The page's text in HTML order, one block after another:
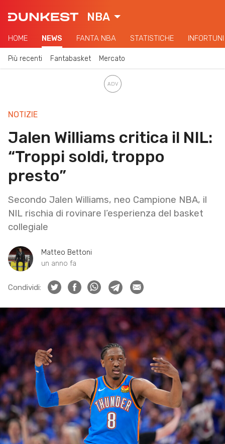
NBA
HOME NEWS FANTA NBA STATISTICHE INFORTUNI
Più recenti Fantabasket Mercato
NOTIZIE
Jalen Williams critica il NIL:
“Troppi soldi, troppo
presto”
Secondo Jalen Williams, neo Campione NBA, il
NIL rischia di rovinare l’esperienza del basket
collegiale
Matteo Bettoni
un anno fa
Condividi: